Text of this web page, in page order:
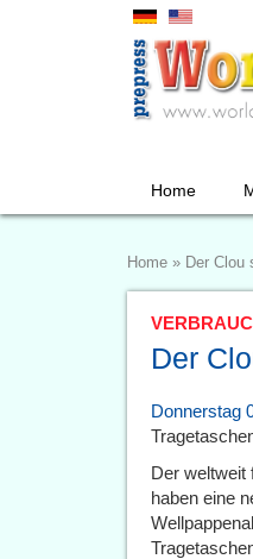
Home
Home » Der Clou
Der
Donnerstag
Der weltweit
haben eine